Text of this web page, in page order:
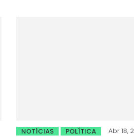
NOTÍCIAS POLÍTICA Abr 18,